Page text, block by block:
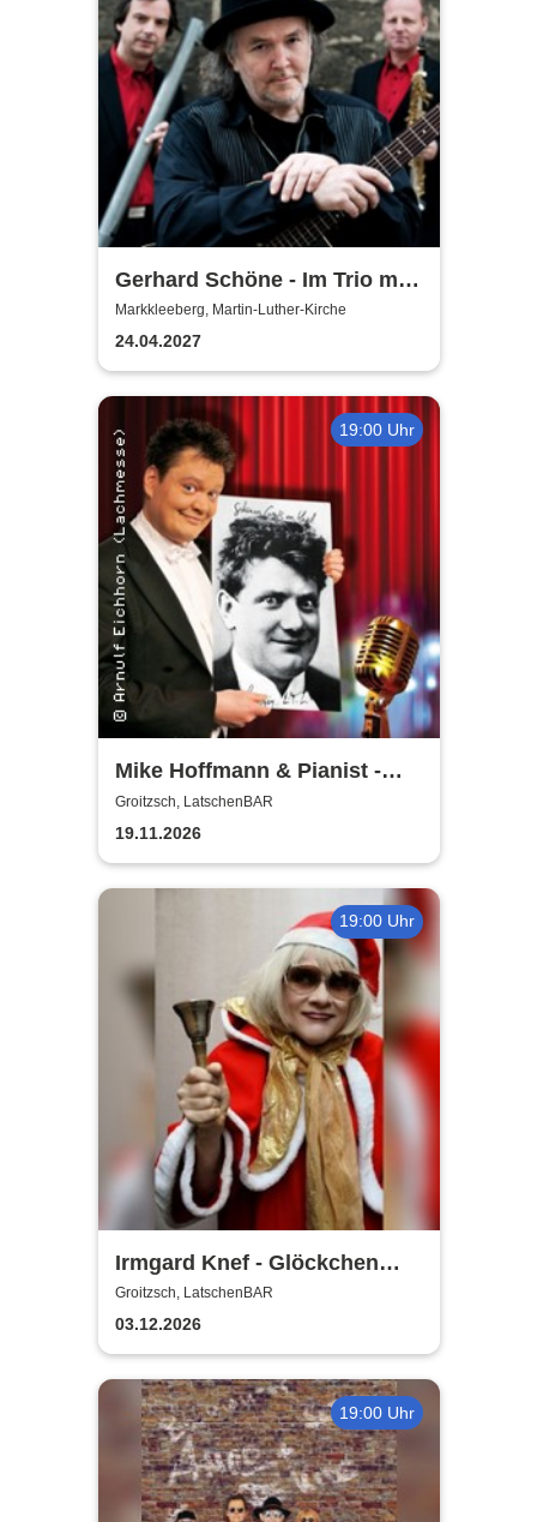
Gerhard Schöne - Im Trio mit
Orgel & Sax: Ich öffne die Tür
weit am Abend
Markkleeberg, Martin-Luther-Kirche
24.04.2027
19:00 Uhr
Mike Hoffmann & Pianist -
Nehm´n Sie´n Alten! | Ein Otto
Reutter-Abend
Groitzsch, LatschenBAR
19.11.2026
19:00 Uhr
Irmgard Knef - Glöckchen
hier - Glöckchen da |
LatschenBAR
Groitzsch, LatschenBAR
03.12.2026
19:00 Uhr